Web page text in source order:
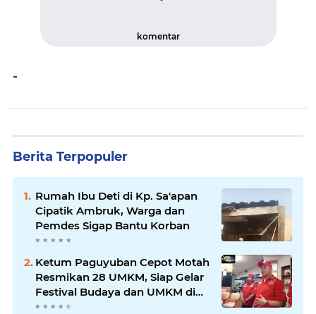
komentar
-
Berita Terpopuler
Rumah Ibu Deti di Kp. Sa'apan
Cipatik Ambruk, Warga dan
Pemdes Sigap Bantu Korban
Ketum Paguyuban Cepot Motah
Resmikan 28 UMKM, Siap Gelar
Festival Budaya dan UMKM di
Jalan Braga